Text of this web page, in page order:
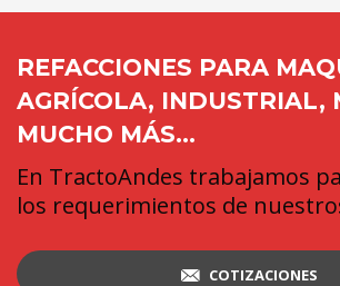
REFACCIONES PARA
AGRÍCOLA, INDUSTRIAL,
MUCHO MÁS...
En TractoAndes trabajamos
los requerimientos de
COTIZACIONES